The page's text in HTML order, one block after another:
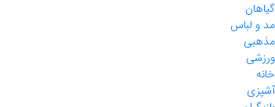
گیاهان
مد و لباس
مذهبی
ورزشی
خانه
آشپزی